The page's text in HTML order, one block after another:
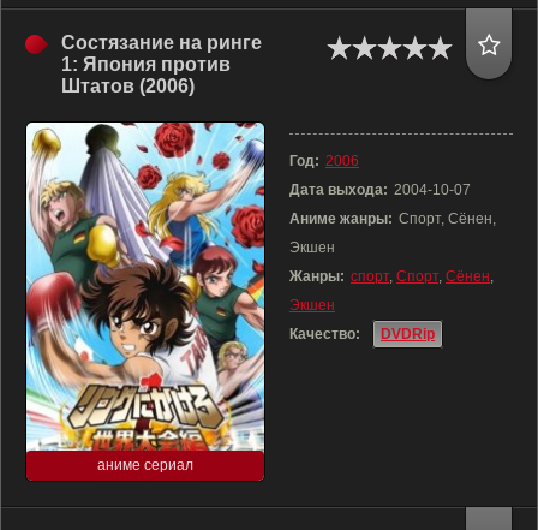
Состязание на ринге
1: Япония против
Штатов (2006)
аниме сериал
Год: 2006
Дата выхода: 2004-10-07
Аниме жанры: Спорт, Сёнен,
Экшен
Жанры: спорт, Спорт, Сёнен,
Экшен
Качество:
DVDRip